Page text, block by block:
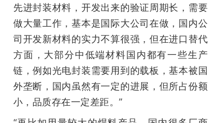
先进封装材料，开发出来的验证周期长，需要
做大量工作，基本是国际大公司在做，国内公
司开发新材料的实力不算很强，但在进口替代
方面，大部分中低端材料国内都有一些生产
链，例如光电封装需要用到的载板，基本被国
外垄断，国内虽然有一定的进展，但所占份额
小，品质存在一定差距。”